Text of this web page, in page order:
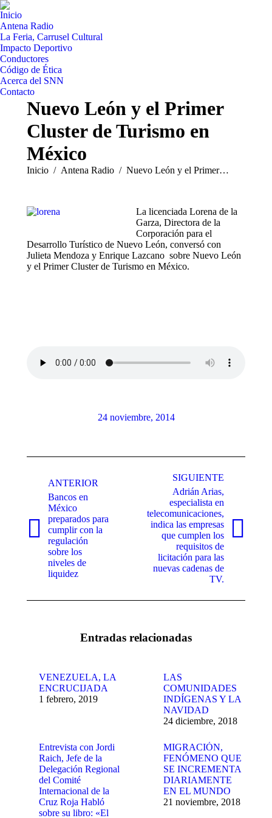
Inicio
Antena Radio
La Feria, Carrusel Cultural
Impacto Deportivo
Conductores
Código de Ética
Acerca del SNN
Contacto
Nuevo León y el Primer
Cluster de Turismo en
México
Estás aquí:
Inicio Antena Radio Nuevo León y el Primer…
La licenciada Lorena de la
Garza, Directora de la
Corporación para el
Desarrollo Turístico de Nuevo León, conversó con
Julieta Mendoza y Enrique Lazcano sobre Nuevo León
y el Primer Cluster de Turismo en México.
24 noviembre, 2014
entre
publicaciones
ANTERIOR
Publicación
anterior:
Bancos en
México
preparados para
cumplir con la
regulación
sobre los
niveles de
liquidez
SIGUIENTE
Publicación
siguiente:
Adrián Arias,
especialista en
telecomunicaciones,
indica las empresas
que cumplen los
requisitos de
licitación para las
nuevas cadenas de
TV.
Entradas relacionadas
VENEZUELA, LA
ENCRUCIJADA
1 febrero, 2019
LAS
COMUNIDADES
INDÍGENAS Y LA
NAVIDAD
24 diciembre, 2018
Entrevista con Jordi
Raich, Jefe de la
Delegación Regional
del Comité
Internacional de la
Cruz Roja Habló
sobre su libro: «El
MIGRACIÓN,
FENÓMENO QUE
SE INCREMENTA
DIARIAMENTE
EN EL MUNDO
21 noviembre, 2018